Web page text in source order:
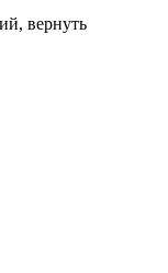
вернуть